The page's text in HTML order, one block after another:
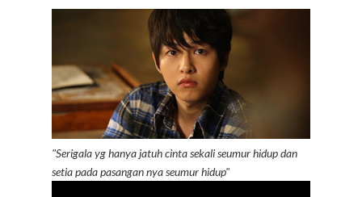
"Serigala yg hanya jatuh cinta sekali seumur hidup dan
setia pada pasangan nya seumur hidup"